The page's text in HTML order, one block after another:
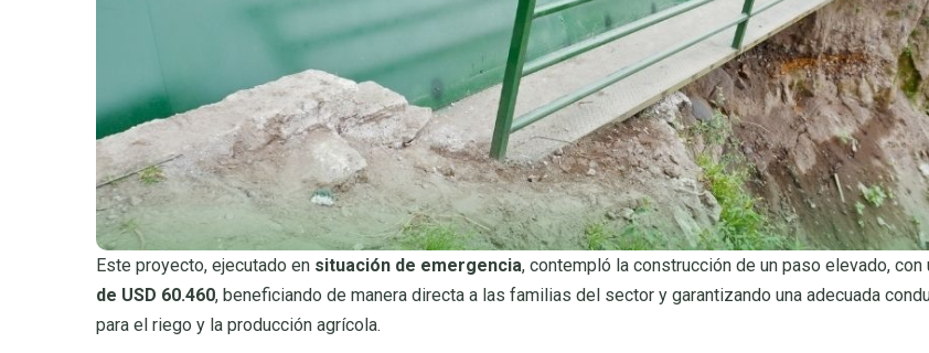
Este proyecto, ejecutado en situación de emergencia, contempló la construcción de un paso elevado, con
de USD 60.460, beneficiando de manera directa a las familias del sector y garantizando una adecuada
para el riego y la producción agrícola.